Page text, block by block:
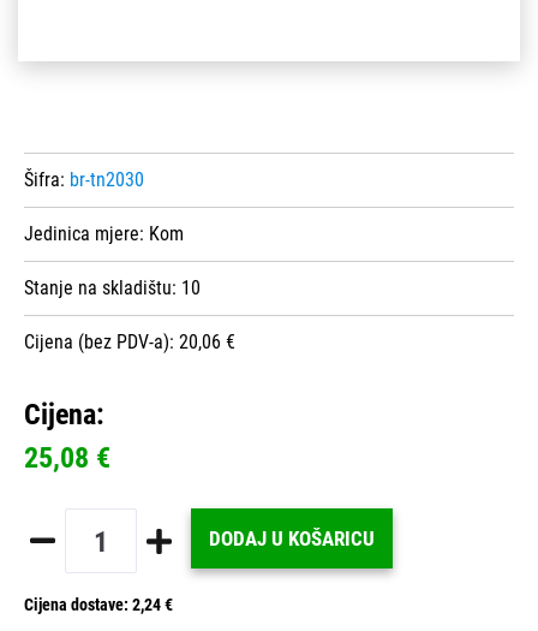
Šifra: br-tn2030
Jedinica mjere: Kom
Stanje na skladištu: 10
Cijena (bez PDV-a): 20,06 €
Cijena:
25,08 €
DODAJ U KOŠARICU
Cijena dostave: 2,24 €